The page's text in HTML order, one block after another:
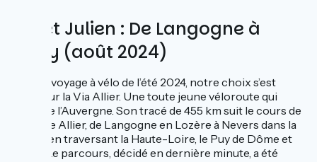
Xin et Julien : De Langogne à
Vichy (août 2024)
Pour le voyage à vélo de l’été 2024, notre choix s’est
porté sur la Via Allier. Une toute jeune véloroute qui
traverse l’Auvergne. Son tracé de 455 km suit le cours de
la rivière Allier, de Langogne en Lozère à Nevers dans la
Nièvre en traversant la Haute-Loire, le Puy de Dôme et
l’Allier. Le parcours, décidé en dernière minute, a été